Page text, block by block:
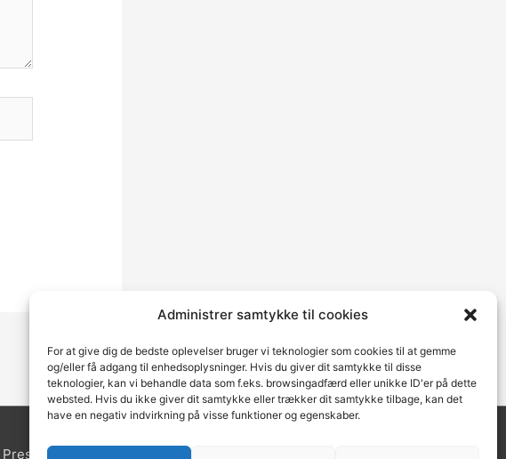
Administrer samtykke til cookies
For at give dig de bedste oplevelser bruger vi teknologier som cookies til at gemme
og/eller få adgang til enhedsoplysninger. Hvis du giver dit samtykke til disse
teknologier, kan vi behandle data som f.eks. browsingadfærd eller unikke ID'er på dette
websted. Hvis du ikke giver dit samtykke eller trækker dit samtykke tilbage, kan det
have en negativ indvirkning på visse funktioner og egenskaber.
Pressemeddelelse.dk | Teknisk support